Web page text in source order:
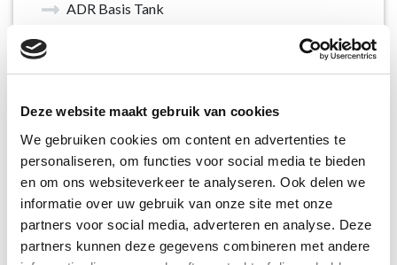
Deze website maakt gebruik van cookies
We gebruiken cookies om content en advertenties te
personaliseren, om functies voor social media te bieden
en om ons websiteverkeer te analyseren. Ook delen we
informatie over uw gebruik van onze site met onze
partners voor social media, adverteren en analyse. Deze
partners kunnen deze gegevens combineren met andere
ADR Basis Tank
Autolaadkraan
BBS / Rijoptimalisatie
Communicatieve en Sociale vaardigheden
Fysieke belasting